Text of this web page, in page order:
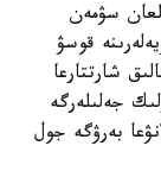
سۋمەن
قوسۋ
شارتتارعا
جەلىلەرگە
بەرۋگە جول